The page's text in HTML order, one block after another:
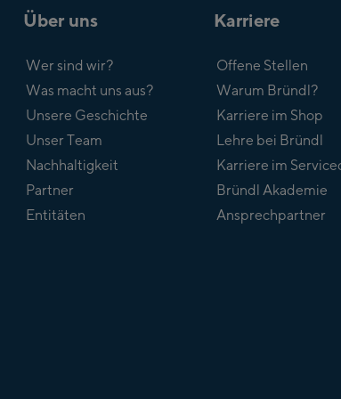
Über uns
Wer sind wir?
Was macht uns aus?
Unsere Geschichte
Unser Team
Nachhaltigkeit
Partner
Entitäten
Karriere
Offene Stellen
Warum Bründl?
Karriere im Shop
Lehre bei Bründl
Karriere im
Bründl Akademie
Ansprechpartner